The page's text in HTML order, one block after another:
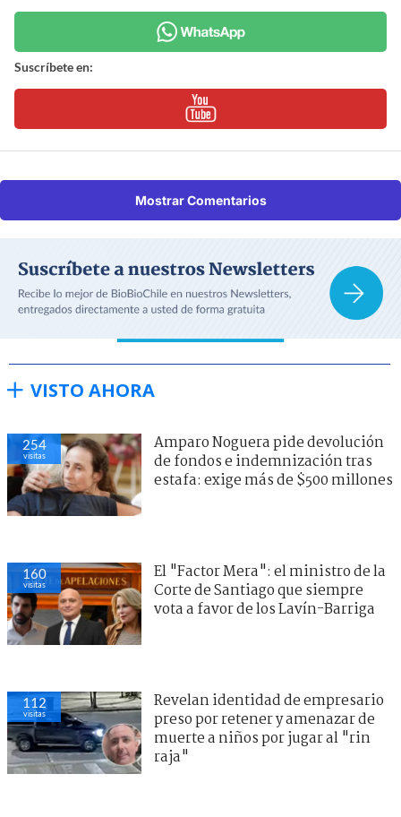
Suscríbete en:
Mostrar Comentarios
VISTO AHORA
254
visitas
Amparo Noguera pide devolución
de fondos e indemnización tras
estafa: exige más de $500 millones
160
visitas
El "Factor Mera": el ministro de la
Corte de Santiago que siempre
vota a favor de los Lavín-Barriga
112
visitas
Revelan identidad de empresario
preso por retener y amenazar de
muerte a niños por jugar al "rin
raja"